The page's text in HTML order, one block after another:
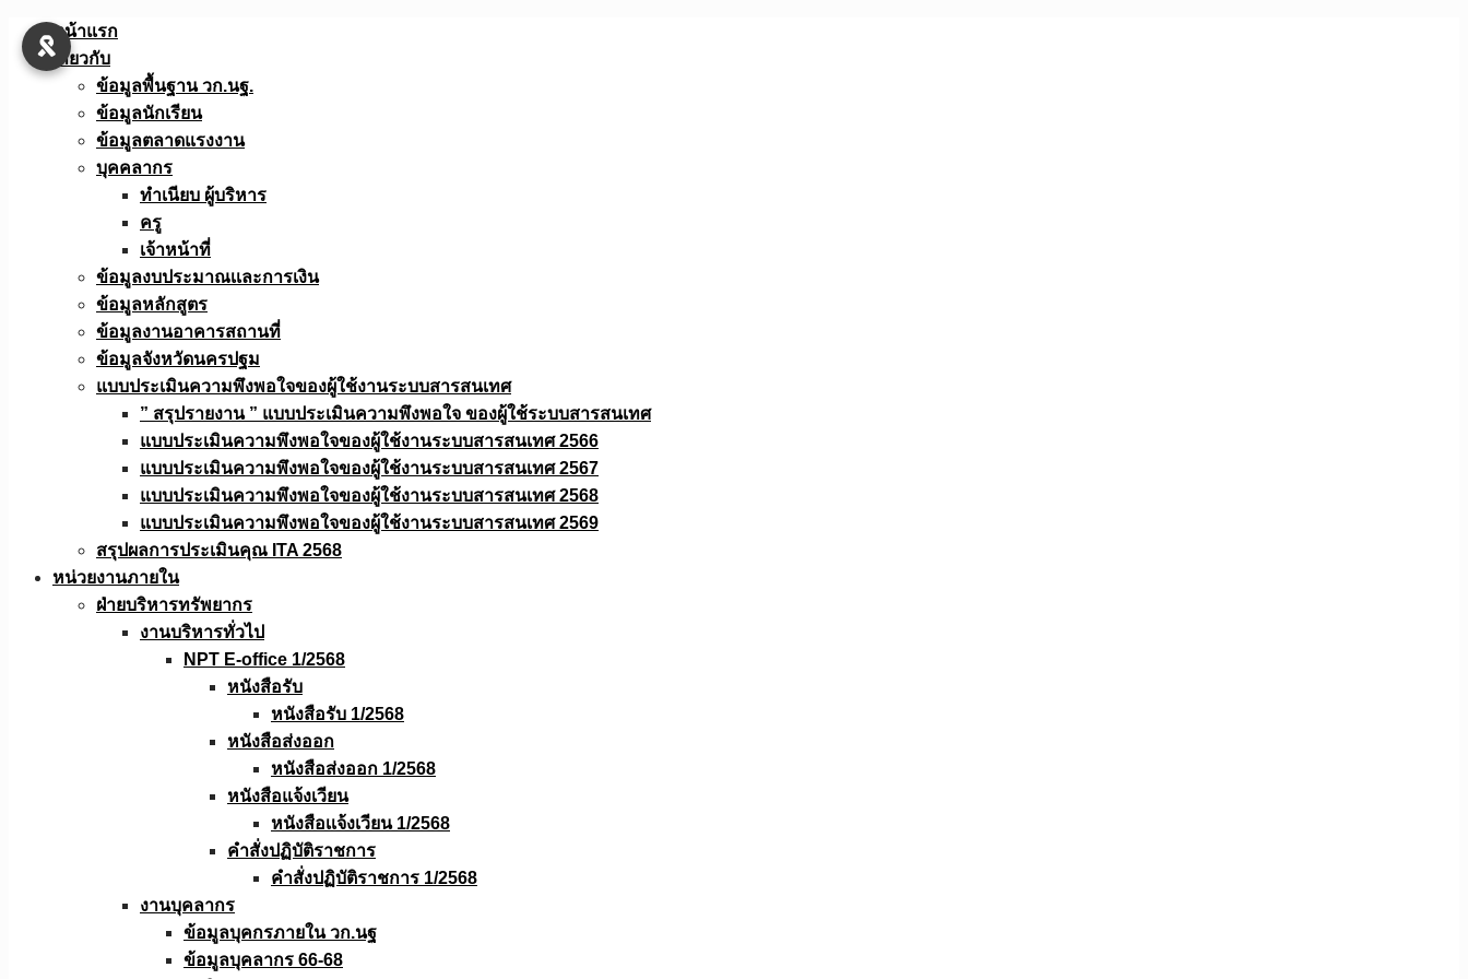
Skip
หน้าแรก
เกี่ยวกับ
ข้อมูลพื้นฐาน วก.นฐ.
ข้อมูลนักเรียน
ข้อมูลตลาดแรงงาน
บุคคลากร
ทำเนียบ ผู้บริหาร
ครู
เจ้าหน้าที่
ข้อมูลงบประมาณเเละการเงิน
ข้อมูลหลักสูตร
ข้อมูลงานอาคารสถานที่
ข้อมูลจังหวัดนครปฐม
แบบประเมินความพึงพอใจของผู้ใช้งานระบบสารสนเทศ
” สรุปรายงาน ” แบบประเมินความพึงพอใจ ของผู้ใช้ระบบสารสนเทศ
แบบประเมินความพึงพอใจของผู้ใช้งานระบบสารสนเทศ 2566
แบบประเมินความพึงพอใจของผู้ใช้งานระบบสารสนเทศ 2567
แบบประเมินความพึงพอใจของผู้ใช้งานระบบสารสนเทศ 2568
แบบประเมินความพึงพอใจของผู้ใช้งานระบบสารสนเทศ 2569
สรุปผลการประเมินคุณ ITA 2568
หน่วยงานภายใน
ฝ่ายบริหารทรัพยากร
งานบริหารทั่วไป
NPT E-office 1/2568
หนังสือรับ
หนังสือรับ 1/2568
หนังสือส่งออก
หนังสือส่งออก 1/2568
หนังสือแจ้งเวียน
หนังสือเเจ้งเวียน 1/2568
คำสั่งปฏิบัติราชการ
คำสั่งปฏิบัติราชการ 1/2568
งานบุคลากร
ข้อมูลบุคกรภายใน วก.นฐ
ข้อมูลบุคลากร 66-68